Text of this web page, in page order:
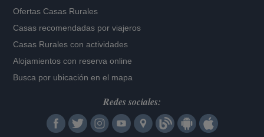
Ofertas Casas Rurales
Casas recomendadas por viajeros
Casas Rurales con actividades
Alojamientos con reserva online
Busca por ubicación en el mapa
Redes sociales: